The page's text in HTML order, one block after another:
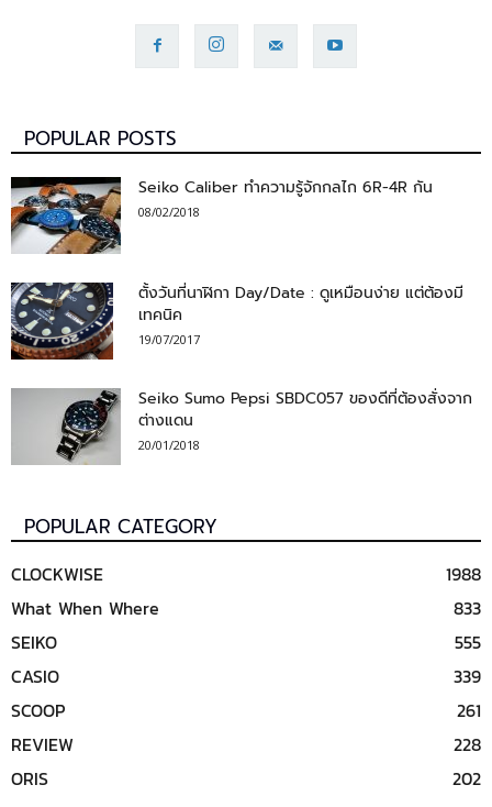
POPULAR POSTS
Seiko Caliber ทำความรู้จักกลไก 6R-4R กัน
08/02/2018
ตั้งวันที่นาฬิกา Day/Date : ดูเหมือนง่าย แต่ต้องมี
เทคนิค
19/07/2017
Seiko Sumo Pepsi SBDC057 ของดีที่ต้องสั่งจาก
ต่างแดน
20/01/2018
POPULAR CATEGORY
CLOCKWISE
1988
What When Where
833
SEIKO
555
CASIO
339
SCOOP
261
REVIEW
228
ORIS
202